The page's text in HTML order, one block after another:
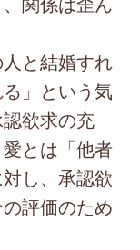
と結婚すれ
」という気
欲求の充
とは「他者
し、承認欲
評価のため